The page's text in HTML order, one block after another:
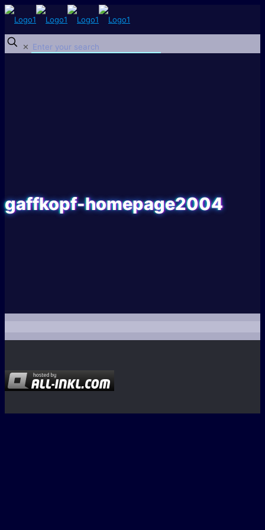
✕
gaffkopf-homepage2004